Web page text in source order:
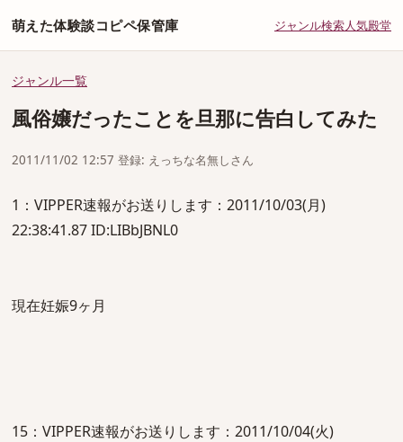
萌えた体験談コピペ保管庫 ジャンル検索人気殿堂
ジャンル一覧
風俗嬢だったことを旦那に告白してみた
2011/11/02 12:57 登録: えっちな名無しさん
1：VIPPER速報がお送りします：2011/10/03(月)
22:38:41.87 ID:LIBbJBNL0
現在妊娠9ヶ月
15：VIPPER速報がお送りします：2011/10/04(火)